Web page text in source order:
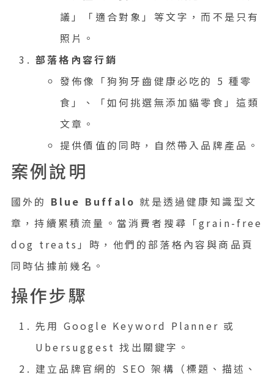
議」「適合對象」等文字，而不是只有
照片。
部落格內容行銷
發佈像「狗狗牙齒健康必吃的 5 種零
食」、「如何挑選無添加貓零食」這類
文章。
提供價值的同時，自然帶入品牌產品。
案例說明
國外的 Blue Buffalo 就是透過健康知識型文
章，持續累積流量。當消費者搜尋「grain-free
dog treats」時，他們的部落格內容與商品頁
同時佔據前幾名。
操作步驟
先用 Google Keyword Planner 或
Ubersuggest 找出關鍵字。
建立品牌官網的 SEO 架構（標題、描述、